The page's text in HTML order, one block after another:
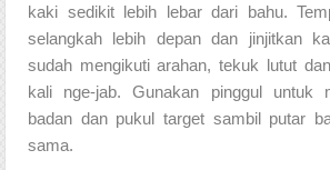
kaki sedikit lebih lebar dari bahu.
selangkah lebih depan dan jinjitkan
sudah mengikuti arahan, tekuk lutut
kali nge-jab. Gunakan pinggul untuk
badan dan pukul target sambil putar
sama.